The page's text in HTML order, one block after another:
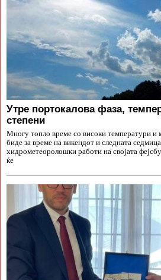
Утре портокалова фаза,
степени
Многу топло време со високи температури и
биде за време на викендот и следната
хидрометеоролошки работи на својата
ќе